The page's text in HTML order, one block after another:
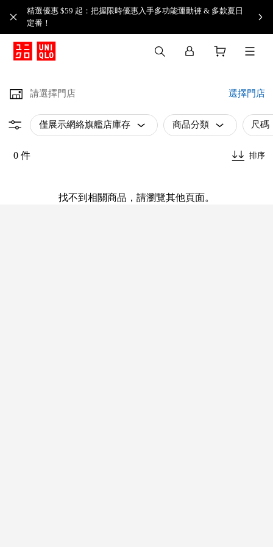
精選優惠 $59 起：把握限時優惠入手多功能運動褲 & 多款夏日
定番！​
請選擇門店 選擇門店
僅展示網絡旗艦店庫存 商品分類 尺碼
0 件 排序
找不到相關商品，請瀏覽其他頁面。